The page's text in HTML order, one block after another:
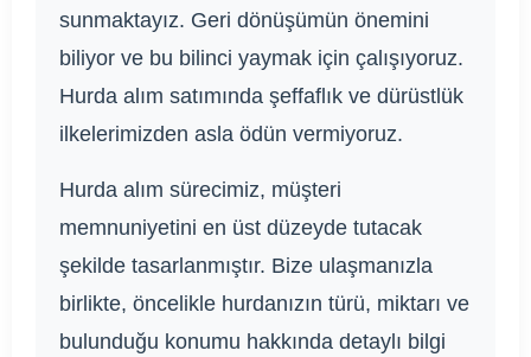
sunmaktayız. Geri dönüşümün önemini
biliyor ve bu bilinci yaymak için çalışıyoruz.
Hurda alım satımında şeffaflık ve dürüstlük
ilkelerimizden asla ödün vermiyoruz.
Hurda alım sürecimiz, müşteri
memnuniyetini en üst düzeyde tutacak
şekilde tasarlanmıştır. Bize ulaşmanızla
birlikte, öncelikle hurdanızın türü, miktarı ve
bulunduğu konumu hakkında detaylı bilgi